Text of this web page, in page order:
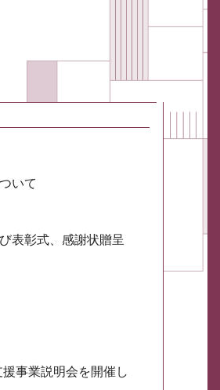
いて
表彰式、感謝状贈呈
事業説明会を開催し